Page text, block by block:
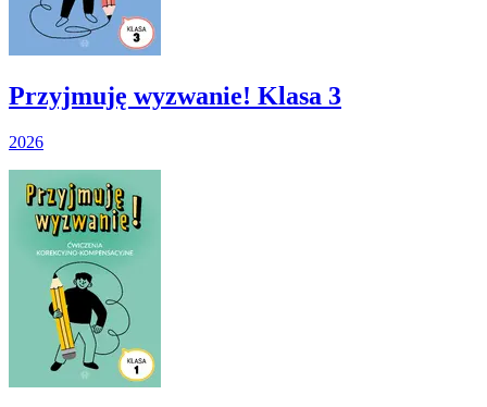
Przyjmuję wyzwanie! Klasa 3
2026